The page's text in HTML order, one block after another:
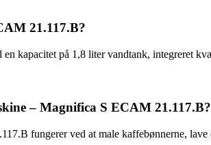
21.117.B?
kapacitet på 1,8 liter vandtank, integreret
– Magnifica S ECAM 21.117.B?
fungerer ved at male kaffebønnerne,